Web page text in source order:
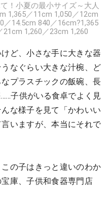
！小夏の最小サイズ～大人
1,365／11cm 1,050／12cm
／14.5cm 840／16cm?1,365
21cm 1,260／23cm 1,260
ど、小さな手に大きな器
なぐらい大きな汁椀、ど
プラスチックの飯碗、長
子供がいる食卓でよく見
な様子を見て「かわいい
いますが、本当にそれで
の子はきっと違いのわか
庫、子供和食器専門店